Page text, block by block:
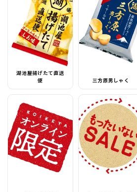
湖池屋揚げたて直送
便
三方原男しゃく